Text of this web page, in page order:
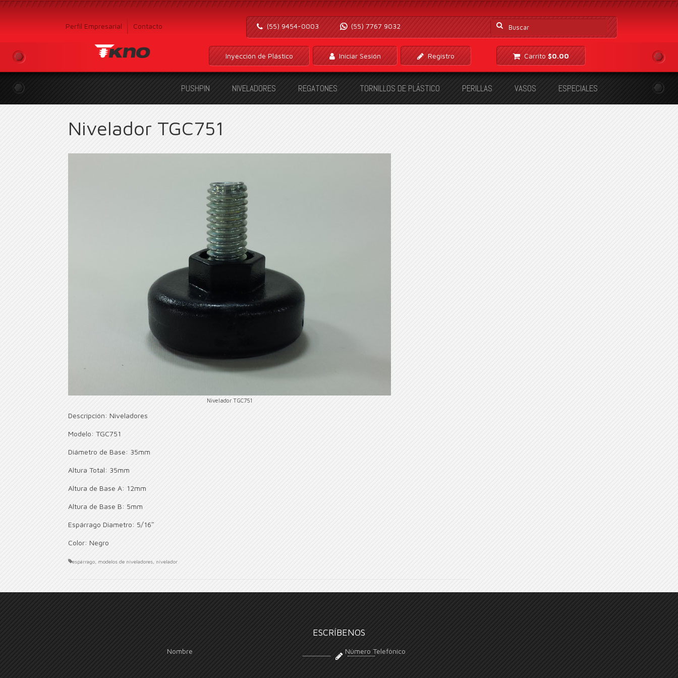
Perfil Empresarial Contacto
Buscar
por:
(55) 9454-0003 (55) 7767 9032
Inyección de Plástico Iniciar Sesión Registro Carrito $0.00
PUSHPIN NIVELADORES REGATONES TORNILLOS DE PLÁSTICO PERILLAS VASOS ESPECIALES
Nivelador TGC751
Nivelador TGC751
Descripción: Niveladores
Modelo: TGC751
Diámetro de Base: 35mm
Altura Total: 35mm
Altura de Base A: 12mm
Altura de Base B: 5mm
Espárrago Diametro: 5/16″
Color: Negro
espárrago modelos de niveladores nivelador
ESCRÍBENOS
Nombre Número Telefónico